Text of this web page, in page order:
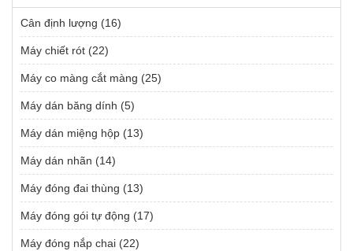
Cân định lượng (16)
Máy chiết rót (22)
Máy co màng cắt màng (25)
Máy dán băng dính (5)
Máy dán miệng hộp (13)
Máy dán nhãn (14)
Máy đóng đai thùng (13)
Máy đóng gói tự động (17)
Máy đóng nắp chai (22)